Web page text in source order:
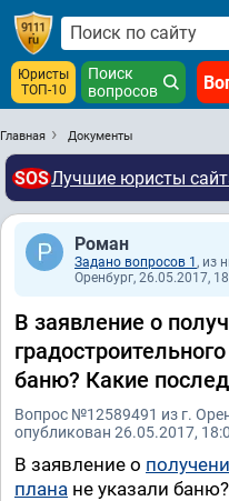
Юристы
ТОП-10
Поиск
вопросов
Главная Документы
SOSЛучшие юристы
Роман
Задано вопросов 1 , из
Оренбург, 26.05.2017,
В заявление о
баню? Какие
Вопрос №12589491 из г.
опубликован 26.05.2017,
В заявление о
плана не указали